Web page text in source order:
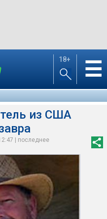
18+ ☰
из США
| последнее